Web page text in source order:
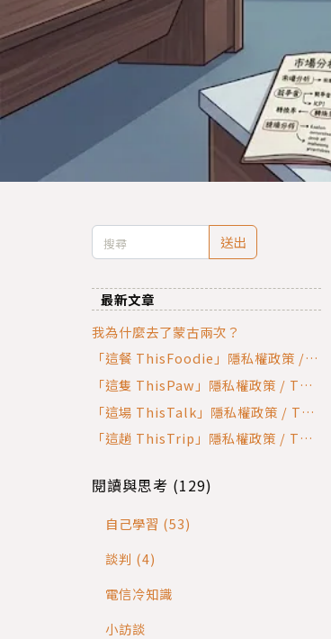
送出
最新文章
我為什麼去了蒙古兩次？
「這餐 ThisFoodie」隱私權政策 / T
hisFoodie Privacy Policy
「這隻 ThisPaw」隱私權政策 / This
Paw Privacy Policy
「這場 ThisTalk」隱私權政策 / Thi
sTalk Privacy Policy
「這趟 ThisTrip」隱私權政策 / This
閱讀與思考 (129)
自己學習 (53)
談判 (4)
電信冷知識
小訪談